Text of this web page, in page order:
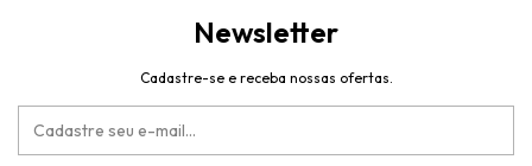
Newsletter
Cadastre-se e receba nossas ofertas.